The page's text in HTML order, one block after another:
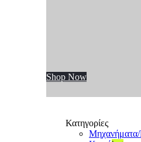
Shop Now
Κατηγορίες
Μηχανήματα/